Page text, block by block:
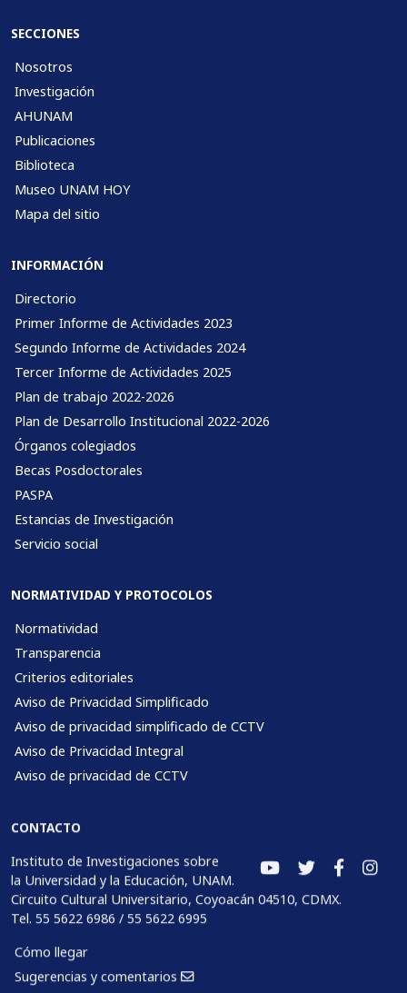
SECCIONES
Nosotros
Investigación
AHUNAM
Publicaciones
Biblioteca
Museo UNAM HOY
Mapa del sitio
INFORMACIÓN
Directorio
Primer Informe de Actividades 2023
Segundo Informe de Actividades 2024
Tercer Informe de Actividades 2025
Plan de trabajo 2022-2026
Plan de Desarrollo Institucional 2022-2026
Órganos colegiados
Becas Posdoctorales
PASPA
Estancias de Investigación
Servicio social
NORMATIVIDAD Y PROTOCOLOS
Normatividad
Transparencia
Criterios editoriales
Aviso de Privacidad Simplificado
Aviso de privacidad simplificado de CCTV
Aviso de Privacidad Integral
Aviso de privacidad de CCTV
CONTACTO
Instituto de Investigaciones sobre
la Universidad y la Educación, UNAM.
Circuito Cultural Universitario, Coyoacán 04510, CDMX.
Tel. 55 5622 6986 / 55 5622 6995
Cómo llegar
Sugerencias y comentarios